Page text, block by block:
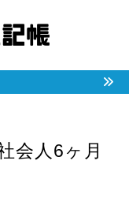
会人6ヶ月